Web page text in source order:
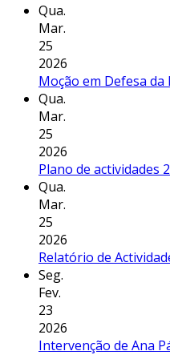
Qua.
Mar.
25
2026
Moção em Defesa da
Qua.
Mar.
25
2026
Plano de actividades
Qua.
Mar.
25
2026
Relatório de
Seg.
Fev.
23
2026
Intervenção de Ana